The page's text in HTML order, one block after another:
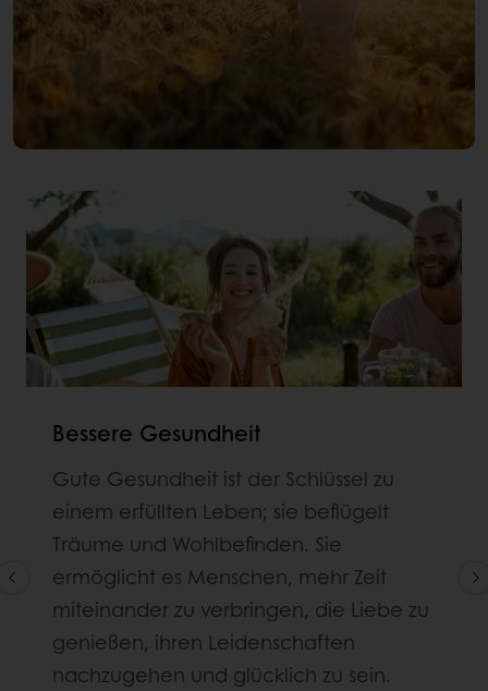
Bessere Gesundheit
Gute Gesundheit ist der Schlüssel zu
einem erfüllten Leben; sie beflügelt
Träume und Wohlbefinden. Sie
ermöglicht es Menschen, mehr Zeit
miteinander zu verbringen, die Liebe zu
genießen, ihren Leidenschaften
nachzugehen und glücklich zu sein.